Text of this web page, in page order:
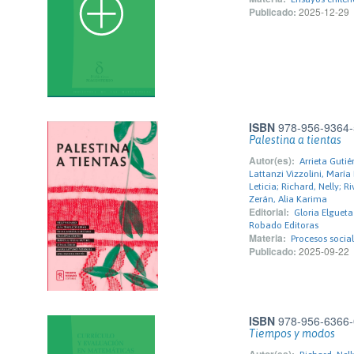
Publicado: 2025-12-29
ISBN 978-956-
Palestina a tientas
Autor(es): Arrieta
Lattanzi Vizzolini, María
Leticia; Richard, Nelly;
Zerán, Alia Karima
Editorial: Gloria
Robado Editoras
Materia: Procesos
Publicado: 2025-09-22
ISBN 978-956-
Tiempos y modos